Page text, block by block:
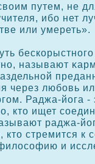
путем, не
ибо нет
или умереть».
называют
через любовь
Раджа-йога -
кто ищет
раджа-
кто стремится к
и